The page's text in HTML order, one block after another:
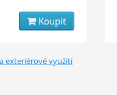
Koupit
exteriérové využití